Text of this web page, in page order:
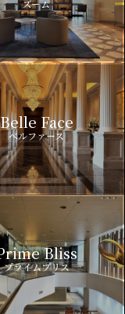
ズーム
Belle Face
ベルファース
Bliss
プライムブリス